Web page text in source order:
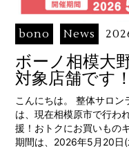
bono News
ボーノ相模大
対象店舗です！
こんにちは。 整体サロ
は、現在相模原市で行わ
援！おトクにお買いもの
期間は、2026年5月20